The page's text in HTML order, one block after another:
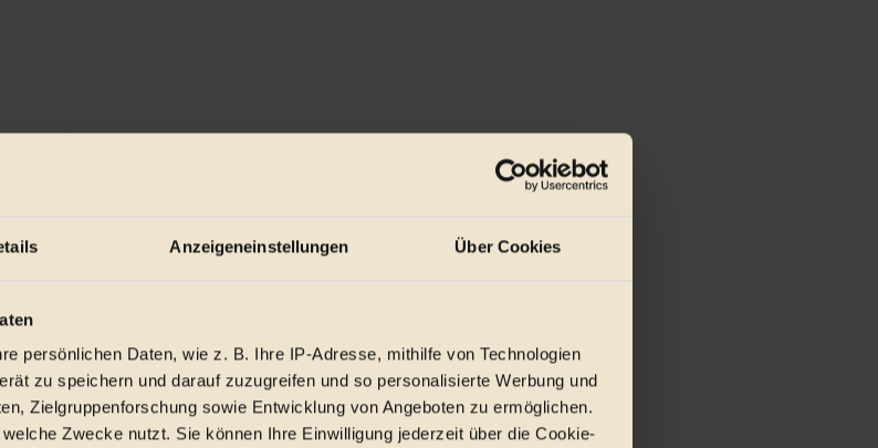
Anzeigeneinstellungen Über Cookies
persönlichen Daten, wie z. B. Ihre IP-Adresse, mithilfe von Technologien
zu speichern und darauf zuzugreifen und so personalisierte Werbung und
Zielgruppenforschung sowie Entwicklung von Angeboten zu ermöglichen.
Zwecke nutzt. Sie können Ihre Einwilligung jederzeit über die Cookie-